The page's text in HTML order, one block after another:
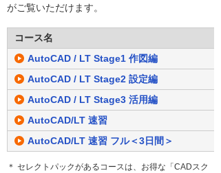
がご覧いただけます。
コース名
AutoCAD / LT Stage1 作図編
AutoCAD / LT Stage2 設定編
AutoCAD / LT Stage3 活用編
AutoCAD/LT 速習
AutoCAD/LT 速習 フル＜3日間＞
＊ セレクトパックがあるコースは、お得な「CADスク